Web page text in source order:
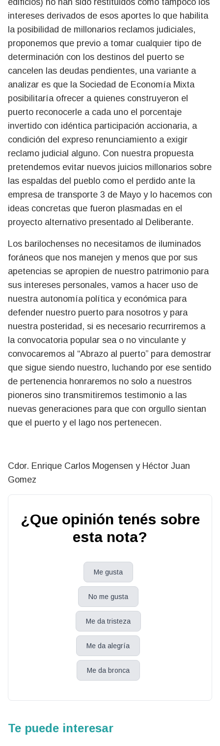
intereses derivados de esos aportes lo que habilita
la posibilidad de millonarios reclamos judiciales,
proponemos que previo a tomar cualquier tipo de
determinación con los destinos del puerto se
cancelen las deudas pendientes, una variante a
analizar es que la Sociedad de Economía Mixta
posibilitaría ofrecer a quienes construyeron el
puerto reconocerle a cada uno el porcentaje
invertido con idéntica participación accionaria, a
condición del expreso renunciamiento a exigir
reclamo judicial alguno. Con nuestra propuesta
pretendemos evitar nuevos juicios millonarios sobre
las espaldas del pueblo como el perdido ante la
empresa de transporte 3 de Mayo y lo hacemos con
ideas concretas que fueron plasmadas en el
proyecto alternativo presentado al Deliberante.
Los barilochenses no necesitamos de iluminados
foráneos que nos manejen y menos que por sus
apetencias se apropien de nuestro patrimonio para
sus intereses personales, vamos a hacer uso de
nuestra autonomía política y económica para
defender nuestro puerto para nosotros y para
nuestra posteridad, si es necesario recurriremos a
la convocatoria popular sea o no vinculante y
convocaremos al “Abrazo al puerto” para demostrar
que sigue siendo nuestro, luchando por ese sentido
de pertenencia honraremos no solo a nuestros
pioneros sino transmitiremos testimonio a las
nuevas generaciones para que con orgullo sientan
que el puerto y el lago nos pertenecen.
Cdor. Enrique Carlos Mogensen y Héctor Juan
Gomez
¿Que opinión tenés sobre
esta nota?
Me gusta
No me gusta
Me da tristeza
Me da alegría
Me da bronca
Te puede interesar